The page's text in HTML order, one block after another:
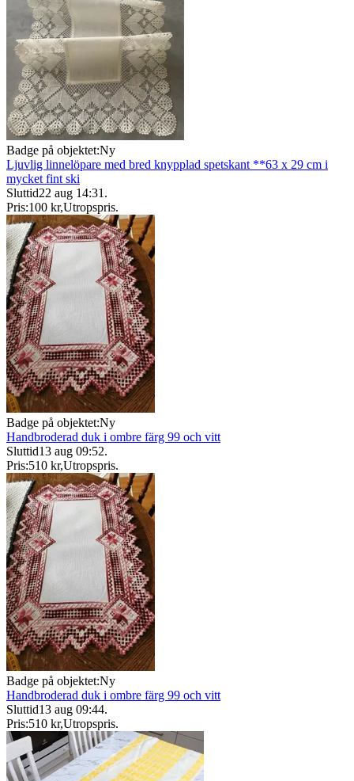
Badge på objektet:Ny
Ljuvlig linnelöpare med bred knypplad spetskant **63 x 29 cm i
mycket fint ski
Sluttid22 aug 14:31 .
Pris:100 kr,Utropspris.
Badge på objektet:Ny
Handbroderad duk i ombre färg 99 och vitt
Sluttid13 aug 09:52.
Pris:510 kr,Utropspris.
Badge på objektet:Ny
Handbroderad duk i ombre färg 99 och vitt
Sluttid13 aug 09:44.
Pris:510 kr,Utropspris.